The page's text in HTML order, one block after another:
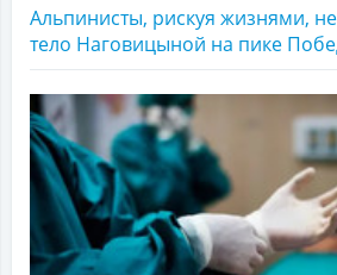
Альпинисты, рискуя жизнями,
тело Наговицыной на пике